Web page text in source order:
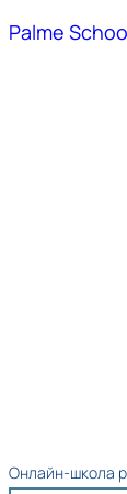
Palme
Онлайн-школа